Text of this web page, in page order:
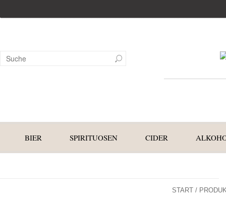
BIER SPIRITUOSEN CIDER
START /